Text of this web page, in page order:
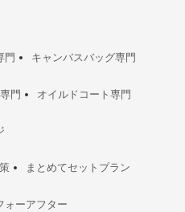
門 キャンバスバッグ専門
門 オイルドコート専門
まとめてセットプラン
ォーアフター